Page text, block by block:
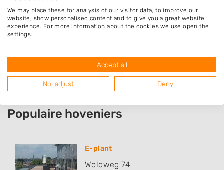
Froombosch
Hoogezand
Garmerwolde
Populaire hoveniers
E-plant
Woldweg 74
We may place these for analysis of our visitor data, to improve our
website, show personalised content and to give you a great website
experience. For more information about the cookies we use open the
settings.
Accept all
No, adjust Deny